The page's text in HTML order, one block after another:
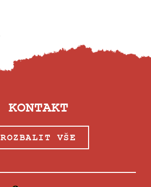
KONTAKT
ROZBALIT VŠE